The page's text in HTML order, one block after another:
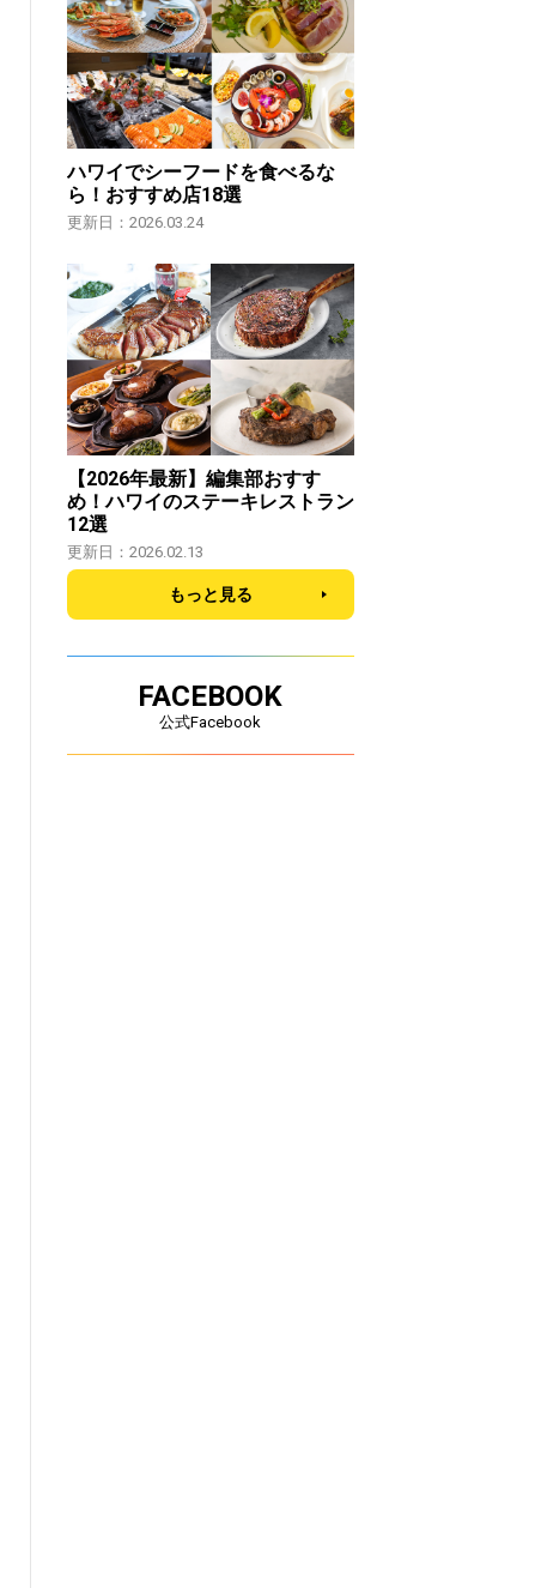
ハワイでシーフードを食べるな
ら！おすすめ店18選
更新日：2026.03.24
【2026年最新】編集部おすす
め！ハワイのステーキレストラン
12選
更新日：2026.02.13
もっと見る
FACEBOOK
公式Facebook